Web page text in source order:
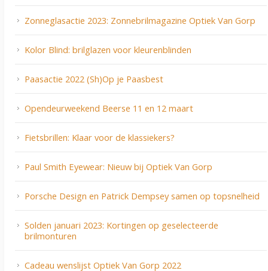
Zonneglasactie 2023: Zonnebrilmagazine Optiek Van Gorp
Kolor Blind: brilglazen voor kleurenblinden
Paasactie 2022 (Sh)Op je Paasbest
Opendeurweekend Beerse 11 en 12 maart
Fietsbrillen: Klaar voor de klassiekers?
Paul Smith Eyewear: Nieuw bij Optiek Van Gorp
Porsche Design en Patrick Dempsey samen op topsnelheid
Solden januari 2023: Kortingen op geselecteerde
brilmonturen
Cadeau wenslijst Optiek Van Gorp 2022